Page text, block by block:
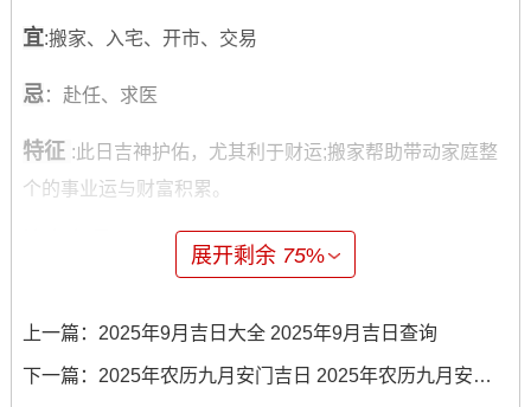
宜:搬家、入宅、开市、交易
忌 ：赴任、求医
特征 :此日吉神护佑，尤其利于财运;搬家帮助带动家庭整
个的事业运与财富积累。
:日支冲狗；生肖属狗者应谨慎参与重大物品的
搬运。选择巳时（9:00-11:00）进行重要搬迁工序，寓意
2025年10月12日（农历八月廿一；星期日）
展开剩余 75%
上一篇： 2025年9月吉日大全 2025年9月吉日查询
下一篇： 2025年农历九月安门吉日 2025年农历九月安门的最佳日子是什么